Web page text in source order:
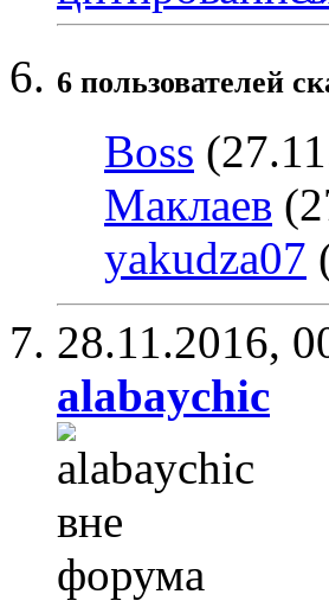
6 пользователей
Boss
Маклаев
yakudza07
28.11.2016,
alabaychic